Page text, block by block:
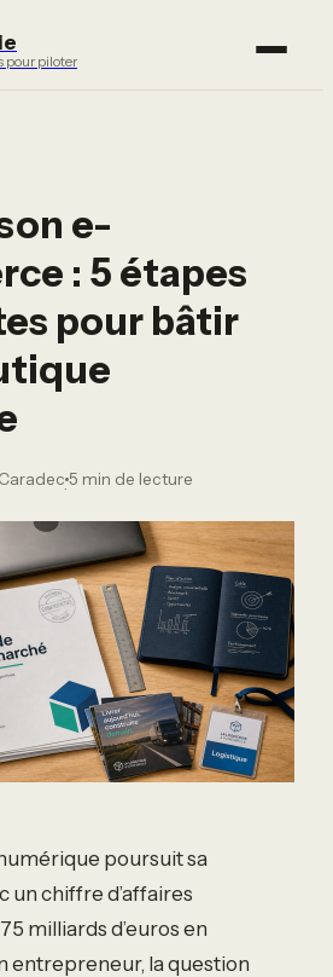
pour piloter
e-
: 5 étapes
pour bâtir
·
5 min de lecture
poursuit sa
un chiffre d’affaires
milliards d’euros en
entrepreneur, la question